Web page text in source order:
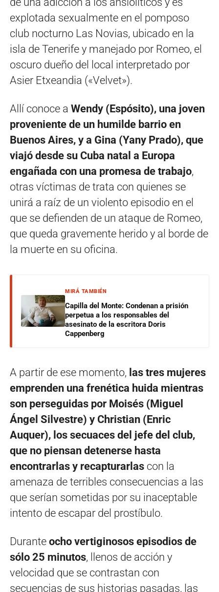
explotada sexualmente en el pomposo
club nocturno Las Novias, ubicado en la
isla de Tenerife y manejado por Romeo, el
oscuro dueño del local interpretado por
Asier Etxeandia («Velvet»).
Allí conoce a Wendy (Espósito), una joven
proveniente de un humilde barrio en
Buenos Aires, y a Gina (Yany Prado), que
viajó desde su Cuba natal a Europa
engañada con una promesa de trabajo,
otras víctimas de trata con quienes se
unirá a raíz de un violento episodio en el
que se defienden de un ataque de Romeo,
que queda gravemente herido y al borde de
la muerte en su oficina.
MIRÁ TAMBIÉN
Capilla del Monte: Condenan a prisión
perpetua a los responsables del
asesinato de la escritora Doris
Cappenberg
A partir de ese momento, las tres mujeres
emprenden una frenética huida mientras
son perseguidas por Moisés (Miguel
Ángel Silvestre) y Christian (Enric
Auquer), los secuaces del jefe del club,
que no piensan detenerse hasta
encontrarlas y recapturarlas con la
amenaza de terribles consecuencias a las
que serían sometidas por su inaceptable
intento de escapar del prostíbulo.
Durante ocho vertiginosos episodios de
sólo 25 minutos, llenos de acción y
velocidad que se contrastan con
secuencias de sus historias pasadas, las